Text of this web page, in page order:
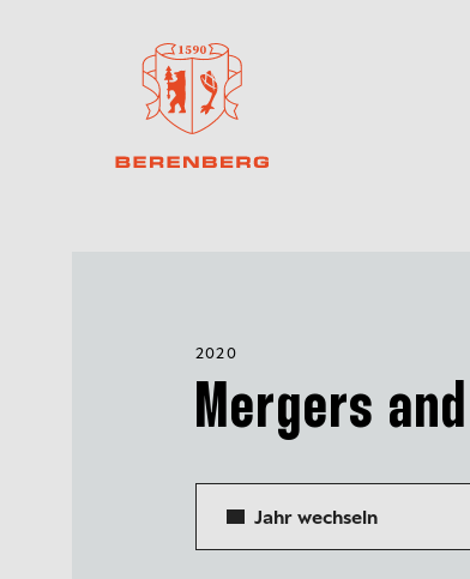
2020
Mergers
Jahr wechseln